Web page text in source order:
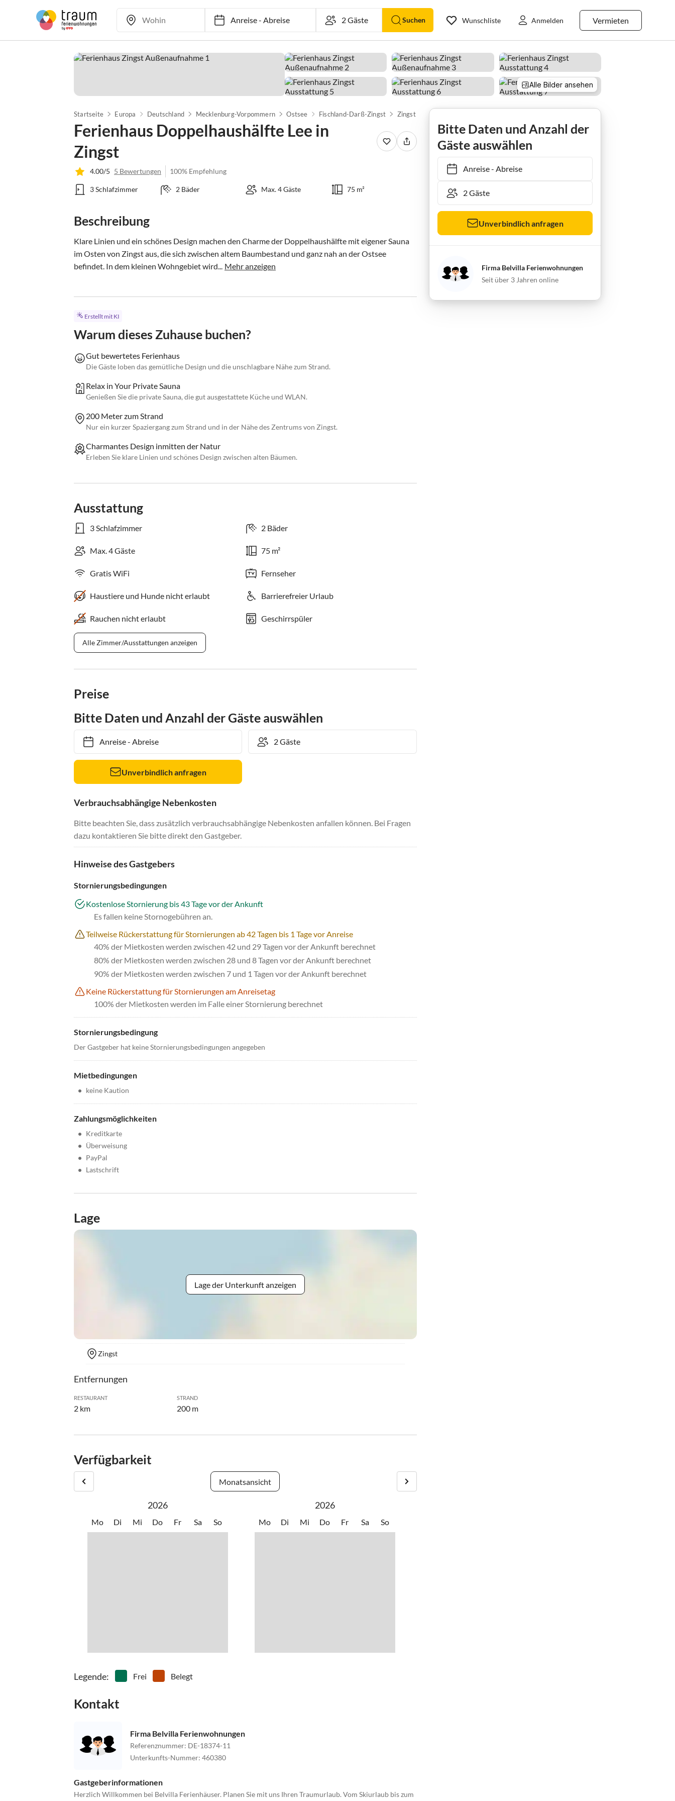
Anreise-Abreise Suchen Vermieten
Wunschliste Anmelden
Alle Bilder ansehen
Startseite Europa Deutschland Mecklenburg-Vorpommern Ostsee Fischland-Darß-Zingst Zingst
Ferienhaus Doppelhaushälfte Lee in
Zingst
4.00/5 5 Bewertungen 100% Empfehlung
3 Schlafzimmer 2 Bäder Max. 4 Gäste 75 m²
Beschreibung
Klare Linien und ein schönes Design machen den Charme der Doppelhaushälfte mit eigener Sauna
im Osten von Zingst aus, die sich zwischen altem Baumbestand und ganz nah an der Ostsee
befindet. In dem kleinen Wohngebiet wird... Mehr anzeigen
Erstellt mit KI
Warum dieses Zuhause buchen?
Gut bewertetes Ferienhaus
Die Gäste loben das gemütliche Design und die unschlagbare Nähe zum Strand.
Relax in Your Private Sauna
Genießen Sie die private Sauna, die gut ausgestattete Küche und WLAN.
200 Meter zum Strand
Nur ein kurzer Spaziergang zum Strand und in der Nähe des Zentrums von Zingst.
Charmantes Design inmitten der Natur
Erleben Sie klare Linien und schönes Design zwischen alten Bäumen.
Ausstattung
3 Schlafzimmer 2 Bäder
Max. 4 Gäste 75 m²
Gratis WiFi Fernseher
Haustiere und Hunde nicht erlaubt Barrierefreier Urlaub
Rauchen nicht erlaubt Geschirrspüler
Alle Zimmer/Ausstattungen anzeigen
Preise
Bitte Daten und Anzahl der Gäste auswählen
Anreise- Abreise
Unverbindlich anfragen
Verbrauchsabhängige Nebenkosten
Bitte beachten Sie, dass zusätzlich verbrauchsabhängige Nebenkosten anfallen können. Bei Fragen
dazu kontaktieren Sie bitte direkt den Gastgeber.
Hinweise des Gastgebers
Stornierungsbedingungen
Kostenlose Stornierung bis 43 Tage vor der Ankunft
Es fallen keine Stornogebühren an.
Teilweise Rückerstattung für Stornierungen ab 42 Tagen bis 1 Tage vor Anreise
40% der Mietkosten werden zwischen 42 und 29 Tagen vor der Ankunft berechnet
80% der Mietkosten werden zwischen 28 und 8 Tagen vor der Ankunft berechnet
90% der Mietkosten werden zwischen 7 und 1 Tagen vor der Ankunft berechnet
Keine Rückerstattung für Stornierungen am Anreisetag
100% der Mietkosten werden im Falle einer Stornierung berechnet
Stornierungsbedingung
Der Gastgeber hat keine Stornierungsbedingungen angegeben
Mietbedingungen
• keine Kaution
Zahlungsmöglichkeiten
• Kreditkarte
• Überweisung
• PayPal
• Lastschrift
Lage
Lage der Unterkunft anzeigen
Zingst
Entfernungen
RESTAURANT
2 km
STRAND
200 m
Verfügbarkeit
Monatsansicht
2026
Mo Di Mi Do Fr Sa So
2026
Mo Di Mi Do Fr Sa So
Legende: Frei Belegt
Kontakt
Firma Belvilla Ferienwohnungen
Referenznummer: DE-18374-11
Unterkunfts-Nummer: 460380
Gastgeberinformationen
Herzlich Willkommen bei Belvilla Ferienhäuser. Planen Sie mit uns Ihren Traumurlaub. Vom Skiurlaub bis zum
Bitte Daten und Anzahl der
Gäste auswählen
Anreise- Abreise
Unverbindlich anfragen
Firma Belvilla Ferienwohnungen
Seit über 3 Jahren online